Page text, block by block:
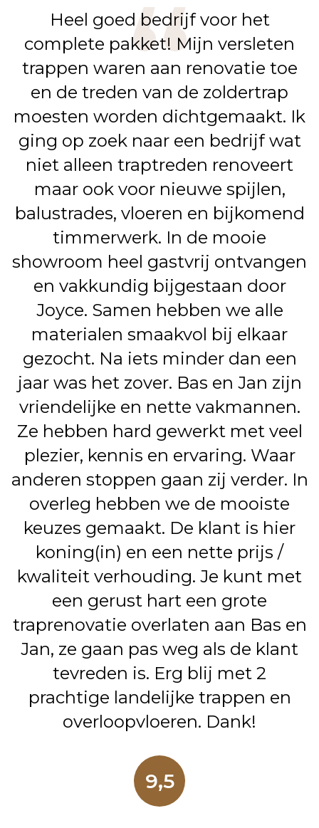
9,5
Heel goed bedrijf voor het
complete pakket! Mijn versleten
trappen waren aan renovatie toe
en de treden van de zoldertrap
moesten worden dichtgemaakt. Ik
ging op zoek naar een bedrijf wat
niet alleen traptreden renoveert
maar ook voor nieuwe spijlen,
balustrades, vloeren en bijkomend
timmerwerk. In de mooie
showroom heel gastvrij ontvangen
en vakkundig bijgestaan door
Joyce. Samen hebben we alle
materialen smaakvol bij elkaar
gezocht. Na iets minder dan een
jaar was het zover. Bas en Jan zijn
vriendelijke en nette vakmannen.
Ze hebben hard gewerkt met veel
plezier, kennis en ervaring. Waar
anderen stoppen gaan zij verder. In
overleg hebben we de mooiste
keuzes gemaakt. De klant is hier
koning(in) en een nette prijs /
kwaliteit verhouding. Je kunt met
een gerust hart een grote
traprenovatie overlaten aan Bas en
Jan, ze gaan pas weg als de klant
tevreden is. Erg blij met 2
prachtige landelijke trappen en
overloopvloeren. Dank!